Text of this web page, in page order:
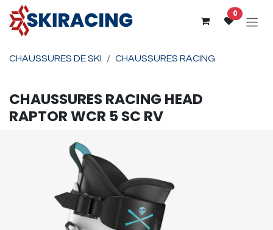
Se rendre au contenu
0
CHAUSSURES DE SKI CHAUSSURES RACING
CHAUSSURES RACING HEAD
RAPTOR WCR 5 SC RV